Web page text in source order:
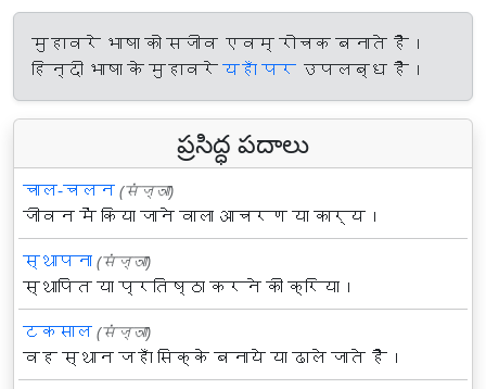
मुहावरे भाषा को सजीव एवम् रोचक बनाते हैं।
हिन्दी भाषा के मुहावरेयहाँ पर उपलब्ध हैं।
ప్రసిద్ధ పదాలు
चाल-चलन (संज्ञा)
जीवन में किया जाने वाला आचरण या कार्य।
स्थापना (संज्ञा)
स्थापित या प्रतिष्ठा करने की क्रिया।
टकसाल (संज्ञा)
वह स्थान जहाँ सिक्के बनाये या ढाले जाते हैं।